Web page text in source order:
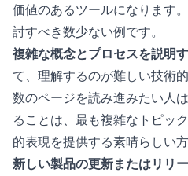
価値のあるツールになります
討すべき数少ない例です。
複雑な概念とプロセスを説明
て、理解するのが難しい技術
数のページを読み進みたい人
ることは、最も複雑なトピッ
的表現を提供する素晴らしい
新しい製品の更新またはリリ